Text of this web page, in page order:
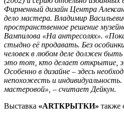
Фирменный дизайн Центра
дело мастера. Владимир
пространственное решение
Вампилова «На антресолях».
стыдно её продавать. Без
человек в любом деле должен
это тот, кто делает открытие,
Особенно в дизайне – здесь
непохожесть и
мастеровой», – считает Дейкун.
Выставка «АRTКРЫТКИ» также